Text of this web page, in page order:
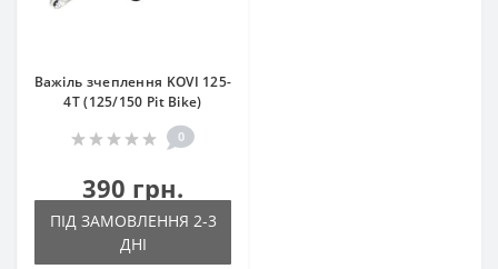
Важіль зчеплення KOVI 125-
4Т (125/150 Pit Bike)
0
390 грн.
ПІД ЗАМОВЛЕННЯ 2-3
ДНІ